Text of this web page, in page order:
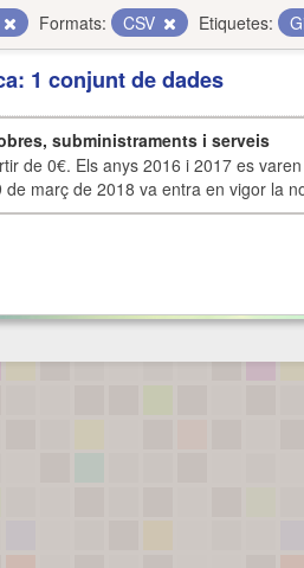
Formats: CSV Etiquetes:
1 conjunt de dades
subministraments i serveis
de 0€. Els anys 2016 i 2017 es
març de 2018 va entra en vigor la